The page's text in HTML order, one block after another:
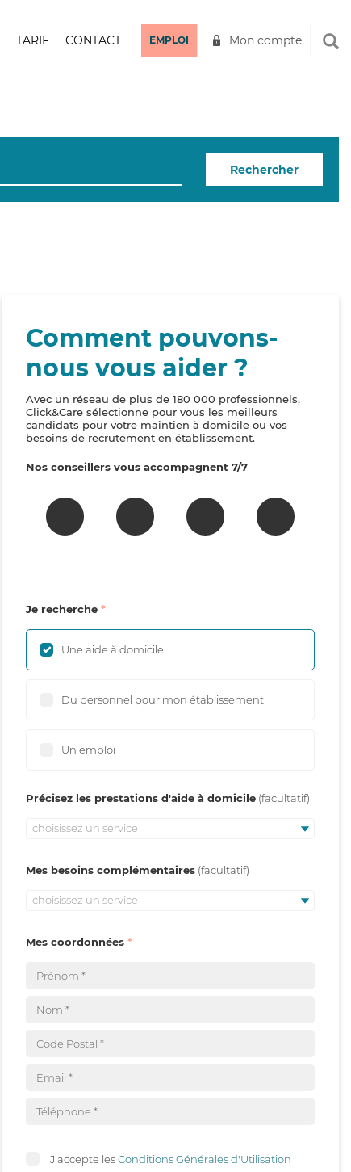
TARIF CONTACT EMPLOI Mon compte
Rechercher
Comment pouvons-
nous vous aider ?
Avec un réseau de plus de 180 000 professionnels,
Click&Care sélectionne pour vous les meilleurs
candidats pour votre maintien à domicile ou vos
besoins de recrutement en établissement.
Nos conseillers vous accompagnent 7/7
Je recherche
Une aide à domicile
Du personnel pour mon établissement
Un emploi
Précisez les prestations d'aide à domicile
choisissez un service
Mes besoins complémentaires
choisissez un service
Mes coordonnées
J'accepte lesConditions Générales d'Utilisation